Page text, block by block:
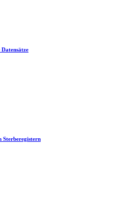
Sterberegistern